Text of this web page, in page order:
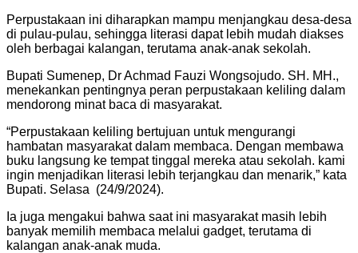
Perpustakaan ini diharapkan mampu menjangkau desa-desa
di pulau-pulau, sehingga literasi dapat lebih mudah diakses
oleh berbagai kalangan, terutama anak-anak sekolah.
Bupati Sumenep, Dr Achmad Fauzi Wongsojudo. SH. MH.,
menekankan pentingnya peran perpustakaan keliling dalam
mendorong minat baca di masyarakat.
“Perpustakaan keliling bertujuan untuk mengurangi
hambatan masyarakat dalam membaca. Dengan membawa
buku langsung ke tempat tinggal mereka atau sekolah. kami
ingin menjadikan literasi lebih terjangkau dan menarik,” kata
Bupati. Selasa (24/9/2024).
Ia juga mengakui bahwa saat ini masyarakat masih lebih
banyak memilih membaca melalui gadget, terutama di
kalangan anak-anak muda.